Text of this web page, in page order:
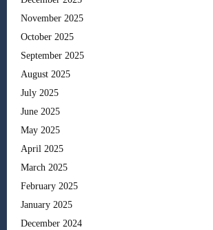
November 2025
October 2025
September 2025
August 2025
July 2025
June 2025
May 2025
April 2025
March 2025
February 2025
January 2025
December 2024